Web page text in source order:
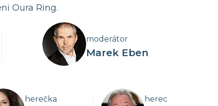
Oura Ring.
moderátor
Marek Eben
herečka herec